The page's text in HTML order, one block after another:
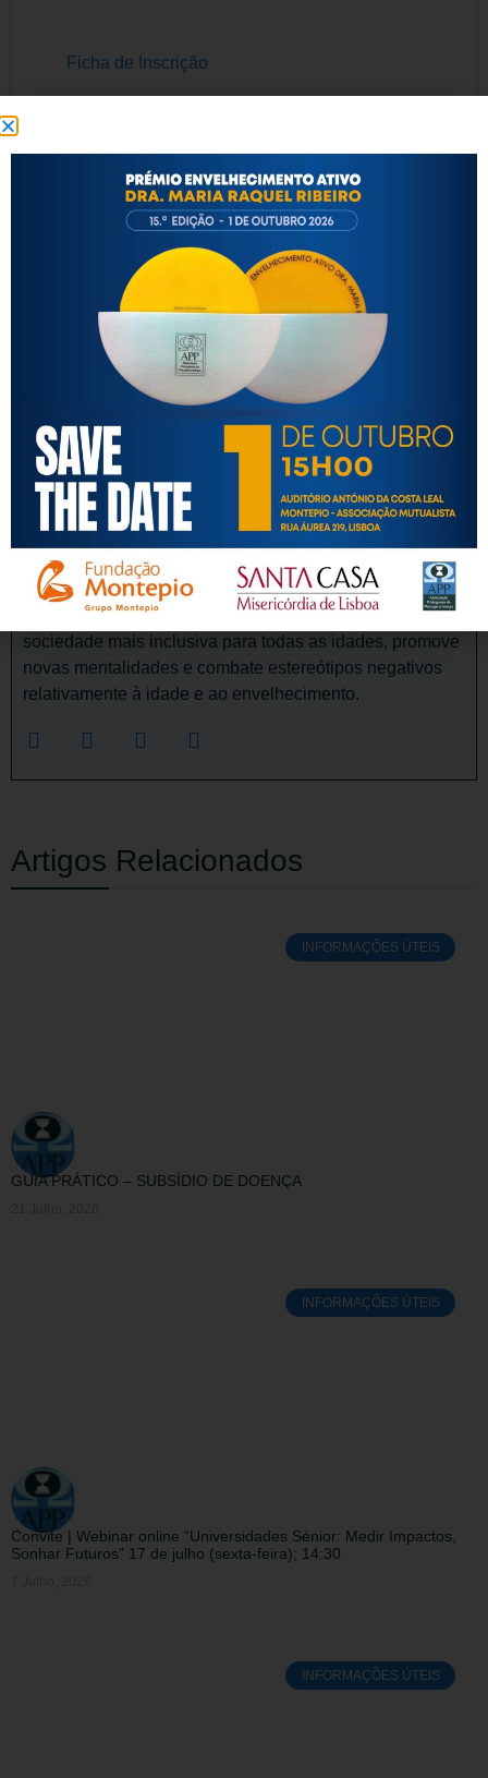
Ficha de Inscrição
Associação Portuguesa de
Psicogerontologia
A Associação Portuguesa de Psicogerontologia-APP,
Instituição Particular de Solidariedade Social sem fins
lucrativos e de âmbito nacional, dedica-se às questões
biopsicológicas e sociais inerentes ao envelhecimento e
às pessoas idosas, visa a promoção da dignificação,
respeito, saúde, autonomia, participação e segurança
das pessoas idosas, num quadro de envelhecimento
ativo e de solidariedade intergeracional, e de uma
sociedade mais inclusiva para todas as idades, promove
novas mentalidades e combate estereótipos negativos
relativamente à idade e ao envelhecimento.
Artigos Relacionados
INFORMAÇÕES ÚTEIS
GUIA PRÁTICO – SUBSÍDIO DE DOENÇA
INFORMAÇÕES ÚTEIS
Convite | Webinar online “Universidades Sénior: Medir Impactos,
Sonhar Futuros” 17 de julho (sexta-feira); 14:30
INFORMAÇÕES ÚTEIS